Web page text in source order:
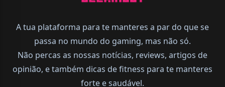
A tua plataforma para te manteres a par do que se
passa no mundo do gaming, mas não só.
Não percas as nossas notícias, reviews, artigos de
opinião, e também dicas de fitness para te manteres
forte e saudável.